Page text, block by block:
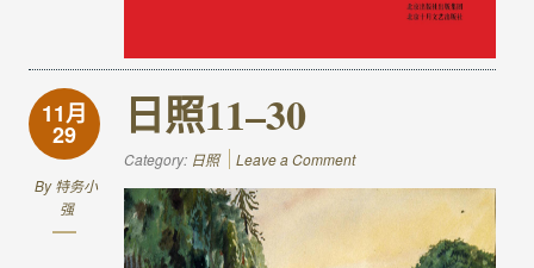
11月
29
By特务小
强
日照11–30
Category: 日照 Leave a Comment